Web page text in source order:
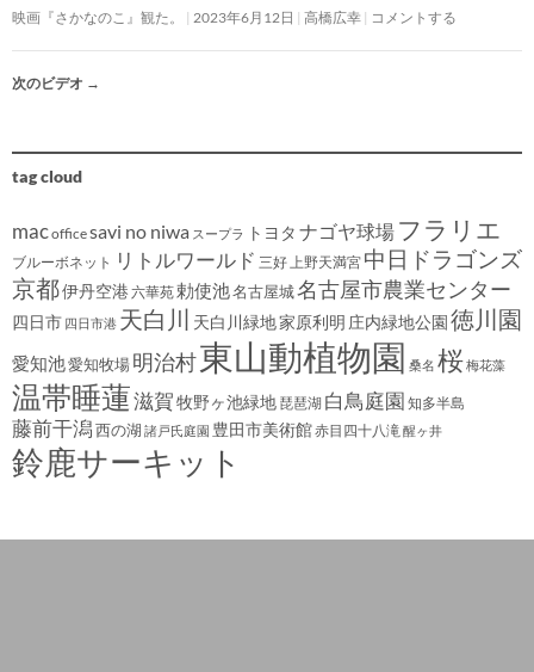
映画『さかなのこ』観た。 2023年6月12日 高橋広幸 コメントする
次のビデオ →
tag cloud
macofficesavi no niwa スープラ トヨタ ナゴヤ球場 フラリエ
ブルーボネット リトルワールド 三好上野天満宮 中日ドラゴンズ
京都伊丹空港 六華苑勅使池名古屋城名古屋市農業センター
四日市 四日市港 天白川 天白川緑地家原利明 庄内緑地公園徳川園
愛知池愛知牧場明治村東山動植物園 桑名 桜梅花藻
温帯睡蓮滋賀牧野ヶ池緑地 琵琶湖 白鳥庭園 知多半島
藤前干潟西の湖 諸戸氏庭園 豊田市美術館赤目四十八滝醒ヶ井
鈴鹿サーキット